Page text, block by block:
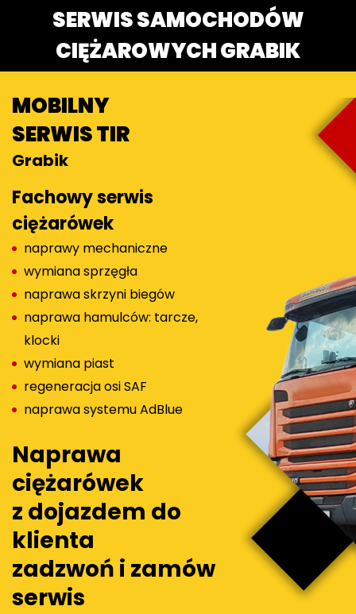
SERWIS SAMOCHODÓW
CIĘŻAROWYCH GRABIK
MOBILNY
SERWIS TIR
Grabik
Fachowy serwis
ciężarówek
naprawy mechaniczne
wymiana sprzęgła
naprawa skrzyni biegów
naprawa hamulców: tarcze,
klocki
wymiana piast
regeneracja osi SAF
naprawa systemu AdBlue
Naprawa
ciężarówek
z dojazdem do
klienta
zadzwoń i zamów
serwis